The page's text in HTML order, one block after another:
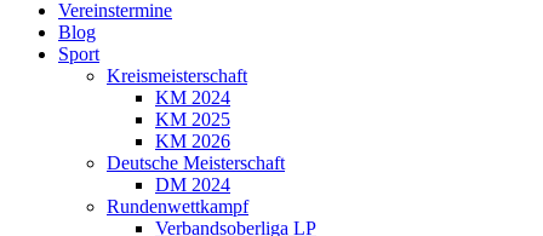
Vereinstermine
Blog
Sport
Kreismeisterschaft
KM 2024
KM 2025
KM 2026
Deutsche Meisterschaft
DM 2024
Rundenwettkampf
Verbandsoberliga LP